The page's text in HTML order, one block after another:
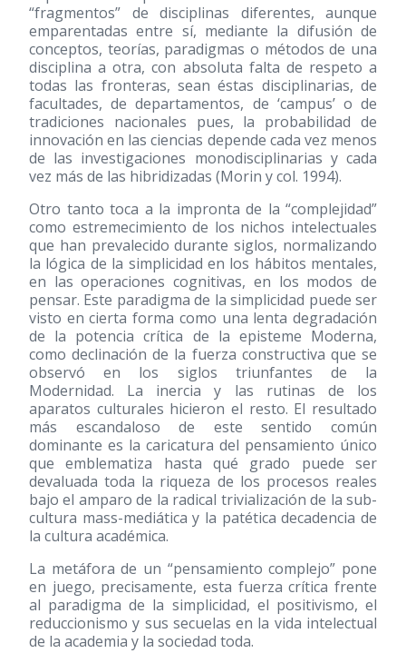
“fragmentos” de disciplinas diferentes, aunque
emparentadas entre sí, mediante la difusión de
conceptos, teorías, paradigmas o métodos de una
disciplina a otra, con absoluta falta de respeto a
todas las fronteras, sean éstas disciplinarias, de
facultades, de departamentos, de ‘campus’ o de
tradiciones nacionales pues, la probabilidad de
innovación en las ciencias depende cada vez menos
de las investigaciones monodisciplinarias y cada
vez más de las hibridizadas (Morin y col. 1994).
Otro tanto toca a la impronta de la “complejidad”
como estremecimiento de los nichos intelectuales
que han prevalecido durante siglos, normalizando
la lógica de la simplicidad en los hábitos mentales,
en las operaciones cognitivas, en los modos de
pensar. Este paradigma de la simplicidad puede ser
visto en cierta forma como una lenta degradación
de la potencia crítica de la episteme Moderna,
como declinación de la fuerza constructiva que se
observó en los siglos triunfantes de la
Modernidad. La inercia y las rutinas de los
aparatos culturales hicieron el resto. El resultado
más escandaloso de este sentido común
dominante es la caricatura del pensamiento único
que emblematiza hasta qué grado puede ser
devaluada toda la riqueza de los procesos reales
bajo el amparo de la radical trivialización de la sub-
cultura mass-mediática y la patética decadencia de
la cultura académica.
La metáfora de un “pensamiento complejo” pone
en juego, precisamente, esta fuerza crítica frente
al paradigma de la simplicidad, el positivismo, el
reduccionismo y sus secuelas en la vida intelectual
de la academia y la sociedad toda.